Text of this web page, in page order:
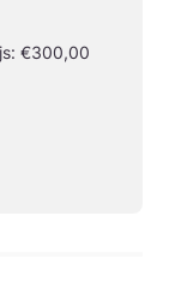
€300,00